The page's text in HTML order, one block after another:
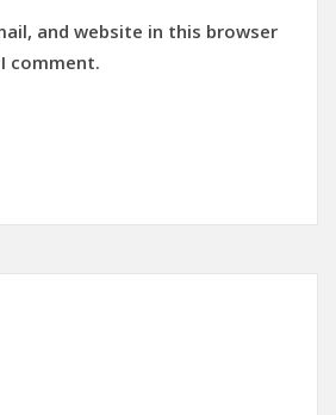
and website in this browser
comment.